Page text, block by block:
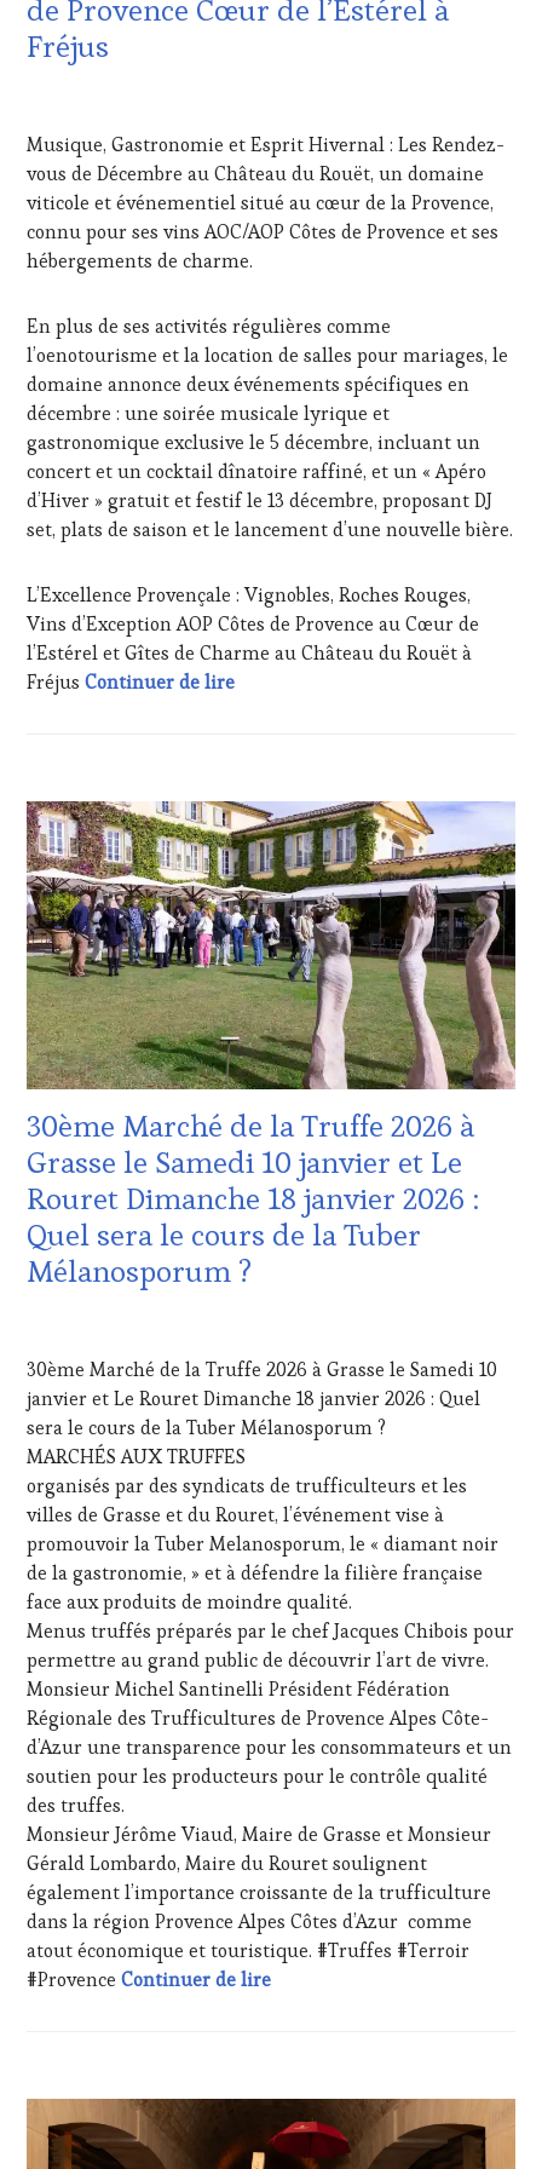
LES
CLÉS
DU
LA
HAUTE
GASTRONOMIE
FRANÇAISE,
INVITATIONS
WINE
TASTING,
JEU
MASTERCLASS,
MÉDIAS,
PRESSE
ÉCRITE,
RADIO,
WEB,
PARTENAIRES
VIN
TOURISME
PRODUCTEURS
TERROIR,
SOMMELIER,
VIGNOBLES,
WINE
TASTING
VOUCHER,
WINE
TOURISM
FAME,
WINE
TOURISM
TOUR,
WINETASTINGVOUCHER.COM
de Provence Cœur de l’Estérel à
Fréjus
2025
Musique, Gastronomie et Esprit Hivernal : Les Rendez-
vous de Décembre au Château du Rouët, un domaine
viticole et événementiel situé au cœur de la Provence,
connu pour ses vins AOC/AOP Côtes de Provence et ses
hébergements de charme.
En plus de ses activités régulières comme
l’oenotourisme et la location de salles pour mariages, le
domaine annonce deux événements spécifiques en
décembre : une soirée musicale lyrique et
gastronomique exclusive le 5 décembre, incluant un
concert et un cocktail dînatoire raffiné, et un « Apéro
d’Hiver » gratuit et festif le 13 décembre, proposant DJ
set, plats de saison et le lancement d’une nouvelle bière.
L’Excellence Provençale : Vignobles, Roches Rouges,
Vins d’Exception AOP Côtes de Provence au Cœur de
l’Estérel et Gîtes de Charme au Château du Rouët à
FréjusContinuer de lireDécembre Enchanté au Château
CLUB
:
WINE
TASTING
VOUCHER,
CÔTES-
DE-
PROVENCE,
DOMAINE
VITICOLE,
ADHÉRENT,
VIN
EDITION
LES
CLÉS
DU
VIN
ET
DE
FRANÇAISE,
INVITATIONS
&
DÉGUSTATIONS,
WINE
TASTING,
JEU,
MASTERCLASS,
MÉDIAS,
PRESSE
ÉCRITE,
RADIO,
TV,
WEB,
OENOTOURISME,
PARTENAIRES
VIN
TOURISME,
PRODUCTEURS
TERROIR,
RESTAURATEUR,
CUISINIER,
ŒNOLOGUE,
SOMMELIER,
SALONS
WINE
TASTING
VOUCHER,
30ème Marché de la Truffe 2026 à
Grasse le Samedi 10 janvier et Le
Rouret Dimanche 18 janvier 2026 :
Quel sera le cours de la Tuber
Mélanosporum ?
2025
30ème Marché de la Truffe 2026 à Grasse le Samedi 10
janvier et Le Rouret Dimanche 18 janvier 2026 : Quel
sera le cours de la Tuber Mélanosporum ?
MARCHÉS AUX TRUFFES
organisés par des syndicats de trufficulteurs et les
villes de Grasse et du Rouret, l’événement vise à
promouvoir la Tuber Melanosporum, le « diamant noir
de la gastronomie, » et à défendre la filière française
face aux produits de moindre qualité.
Menus truffés préparés par le chef Jacques Chibois pour
permettre au grand public de découvrir l’art de vivre.
Monsieur Michel Santinelli Président Fédération
Régionale des Trufficultures de Provence Alpes Côte-
d’Azur une transparence pour les consommateurs et un
soutien pour les producteurs pour le contrôle qualité
des truffes.
Monsieur Jérôme Viaud, Maire de Grasse et Monsieur
Gérald Lombardo, Maire du Rouret soulignent
également l’importance croissante de la trufficulture
dans la région Provence Alpes Côtes d’Azur comme
atout économique et touristique. #Truffes #Terroir
#ProvenceContinuer de lire30ème Marché de la Truffe
HORS
ZONE